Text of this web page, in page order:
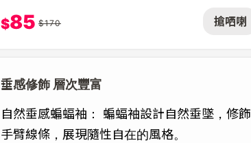
搶哂喇
$85 $170
垂感修飾 層次豐富
自然垂感蝙蝠袖： 蝙蝠袖設計自然垂墜，修飾
手臂線條，展現隨性自在的風格。